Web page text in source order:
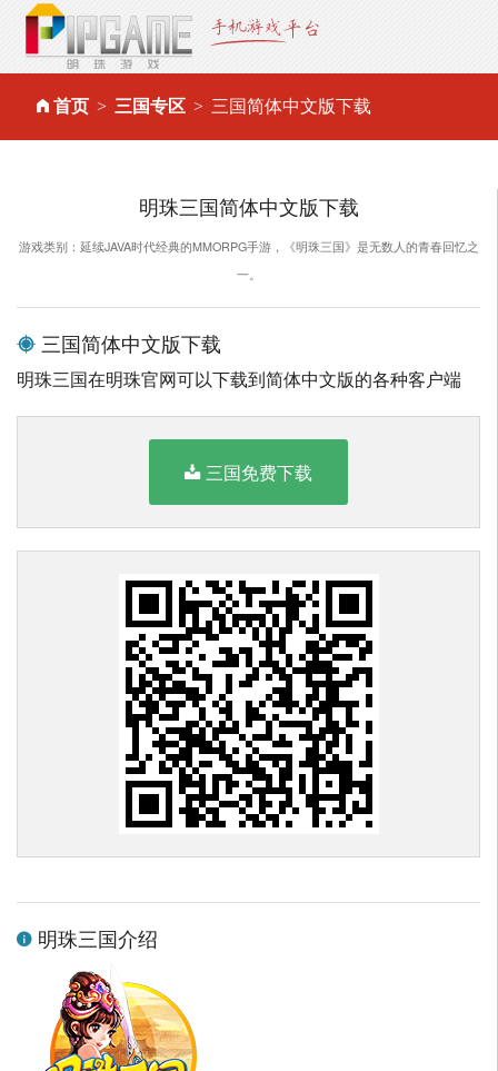
首页 三国专区 三国简体中文版下载
明珠三国简体中文版下载
游戏类别：延续JAVA时代经典的MMORPG手游，《明珠三国》是无数人的青春回忆之
一。
三国简体中文版下载
明珠三国在明珠官网可以下载到简体中文版的各种客户端
三国免费下载
明珠三国介绍